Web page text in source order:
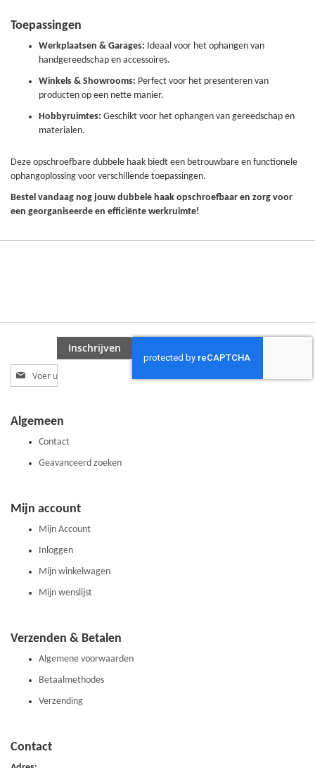
Toepassingen
Werkplaatsen & Garages: Ideaal voor het ophangen van
handgereedschap en accessoires.
Winkels & Showrooms: Perfect voor het presenteren van
producten op een nette manier.
Hobbyruimtes: Geschikt voor het ophangen van gereedschap en
materialen.
Deze opschroefbare dubbele haak biedt een betrouwbare en functionele
ophangoplossing voor verschillende toepassingen.
Bestel vandaag nog jouw dubbele haak opschroefbaar en zorg voor
een georganiseerde en efficiënte werkruimte!
Abonneer
u
nieuwsbrief
Inschrijven
Algemeen
Contact
Geavanceerd zoeken
Mijn account
Mijn Account
Inloggen
Mijn winkelwagen
Mijn wenslijst
Verzenden & Betalen
Algemene voorwaarden
Betaalmethodes
Verzending
Contact